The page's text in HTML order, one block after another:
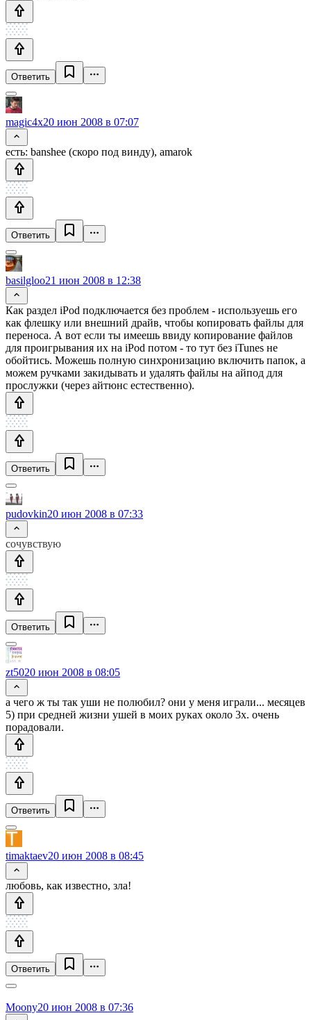
Ответить
magic4x20 июн 2008 в 07:07
есть: banshee (скоро под винду), amarok
Ответить
basilgloo21 июн 2008 в 12:38
Как раздел iPod подключается без проблем - используешь его
как флешку или внешний драйв, чтобы копировать файлы для
переноса. А вот если ты имеешь ввиду копирование файлов
для проигрывания их на iPod потом - то тут без iTunes не
обойтись. Можешь полную синхронизацию включить папок, а
можем ручками закидывать и удалять файлы на айпод для
прослужки (через айтюнс естественно).
Ответить
pudovkin20 июн 2008 в 07:33
сочувствую
Ответить
zt5020 июн 2008 в 08:05
а чего ж ты так уши не полюбил? они у меня играли... месяцев
5) при средней жизни ушей в моих руках около 3х. очень
порадовали.
Ответить
timaktaev20 июн 2008 в 08:45
любовь, как известно, зла!
Ответить
Moony20 июн 2008 в 07:36